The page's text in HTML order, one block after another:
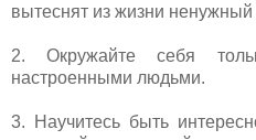
вытеснят из жизни ненужный
2. Окружайте себя
настроенными людьми.
3. Научитесь быть